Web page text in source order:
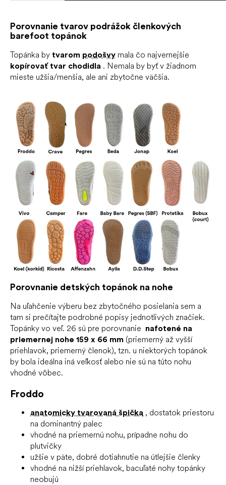
Porovnanie tvarov podrážok členkových
barefoot topánok
Topánka by tvarom podošvy mala čo najvernejšie
kopírovať tvar chodidla . Nemala by byť v žiadnom
mieste užšia/menšia, ale ani zbytočne väčšia.
Porovnanie detských topánok na nohe
Na uľahčenie výberu bez zbytočného posielania sem a
tam si prečítajte podrobné popisy jednotlivých značiek.
Topánky vo veľ. 26 sú pre porovnanie nafotené na
priemernej nohe 159 x 66 mm (priemerný až vyšší
priehlavok, priemerný členok), tzn. u niektorých topánok
by bola ideálna iná veľkosť alebo nie sú na túto nohu
vhodné vôbec.
Froddo
anatomicky tvarovaná špička , dostatok priestoru
na dominantný palec
vhodné na priemernú nohu, prípadne nohu do
plutvičky
užšie v päte, dobré dotiahnutie na útlejšie členky
vhodné na nižší priehlavok, bacuľaté nohy topánky
neobujú